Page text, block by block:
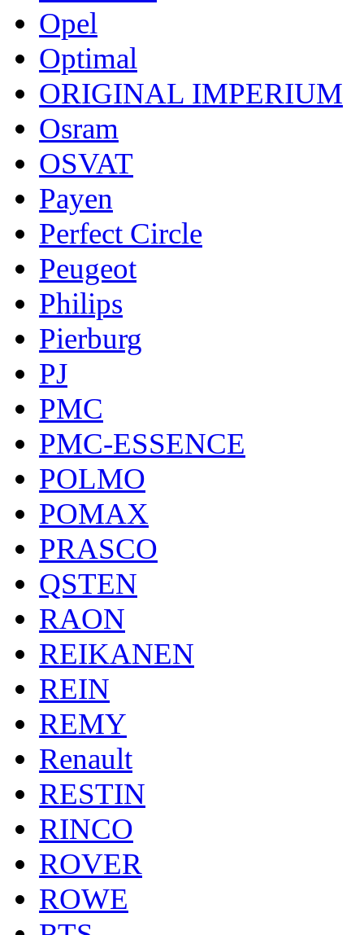
Opel
Optimal
ORIGINAL IMPERIUM
Osram
OSVAT
Payen
Perfect Circle
Peugeot
Philips
Pierburg
PJ
PMC
PMC-ESSENCE
POLMO
POMAX
PRASCO
QSTEN
RAON
REIKANEN
REIN
REMY
Renault
RESTIN
RINCO
ROVER
ROWE